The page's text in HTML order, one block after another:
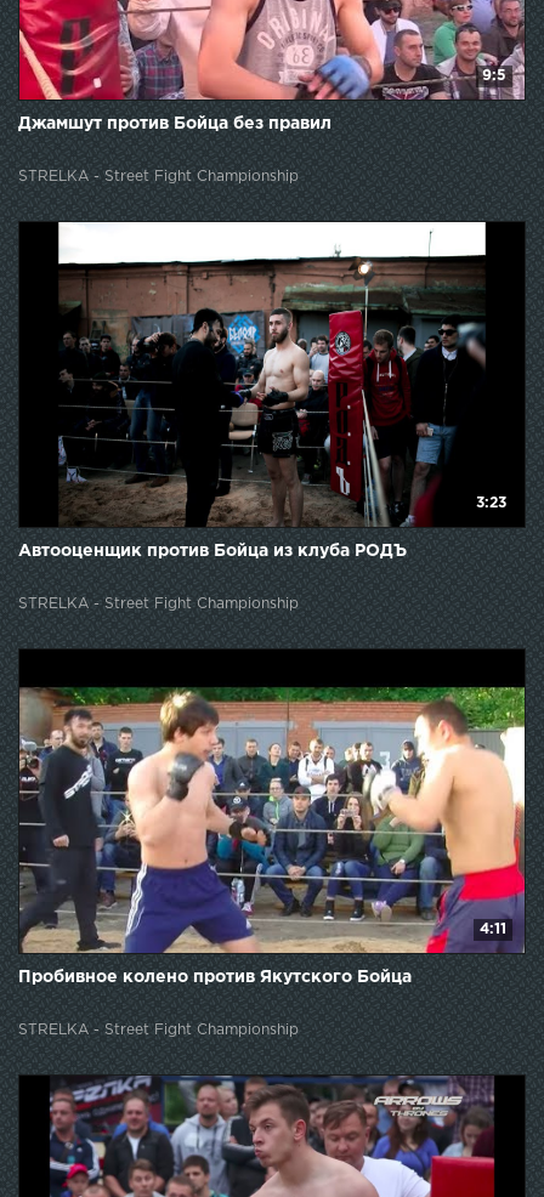
9:5
Джамшут против Бойца без правил
STRELKA - Street Fight Championship
3:23
Автооценщик против Бойца из клуба РОДЪ
STRELKA - Street Fight Championship
4:11
Пробивное колено против Якутского Бойца
STRELKA - Street Fight Championship